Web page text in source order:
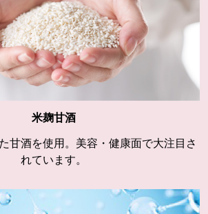
米麹甘酒
甘酒を使用。美容・健康面で大注目さ
れています。